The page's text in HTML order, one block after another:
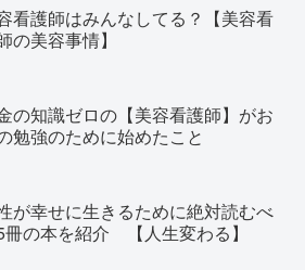
看護師はみんなしてる？【美容看
の美容事情】
の知識ゼロの【美容看護師】がお
勉強のために始めたこと
が幸せに生きるために絶対読むべ
冊の本を紹介 【人生変わる】